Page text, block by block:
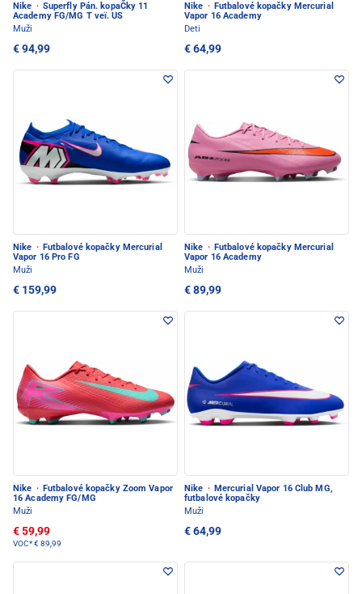
Nike · Superfly Pán. kopaČky 11
Academy FG/MG T veï. US
Muži
€ 94,99
Nike · Futbalové kopačky Mercurial
Vapor 16 Academy
Deti
€ 64,99
Nike · Futbalové kopačky Mercurial
Vapor 16 Pro FG
Muži
€ 159,99
Nike · Futbalové kopačky Mercurial
Vapor 16 Academy
Muži
€ 89,99
Nike · Futbalové kopačky Zoom Vapor
16 Academy FG/MG
Muži
€ 59,99
VOC*€ 89,99
Nike · Mercurial Vapor 16 Club MG,
futbalové kopačky
Muži
€ 64,99